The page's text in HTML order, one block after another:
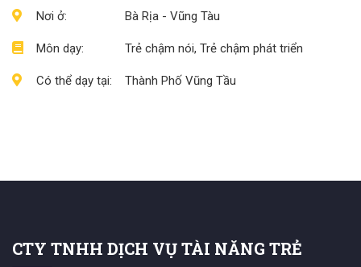
Nơi ở:
Môn dạy:
Có thể dạy tại:
Bà Rịa - Vũng Tàu
Trẻ chậm nói, Trẻ chậm phát triển
Thành Phố Vũng Tầu
CTY TNHH DỊCH VỤ TÀI NĂNG TRẺ